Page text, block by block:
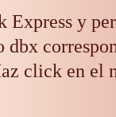
Express y
dbx
click en el